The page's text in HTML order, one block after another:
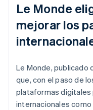
Le Monde
mejorar los
Le Monde, publicado
que, con el paso de
plataformas digitales
internacionales como